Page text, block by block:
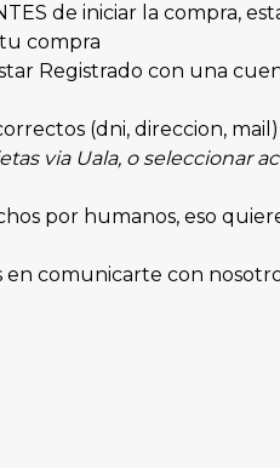
de iniciar la compra,
compra
Registrado con una
(dni, direccion, mail)
via Uala, o seleccionar
por humanos, eso
comunicarte con